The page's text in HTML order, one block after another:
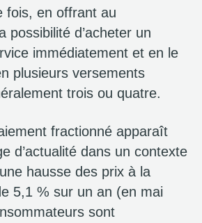
fois, en offrant au
possibilité d’acheter un
immédiatement et en le
plusieurs versements
trois ou quatre.
fractionné apparaît
d’actualité dans un contexte
hausse des prix à la
5,1 % sur un an (en mai
sont